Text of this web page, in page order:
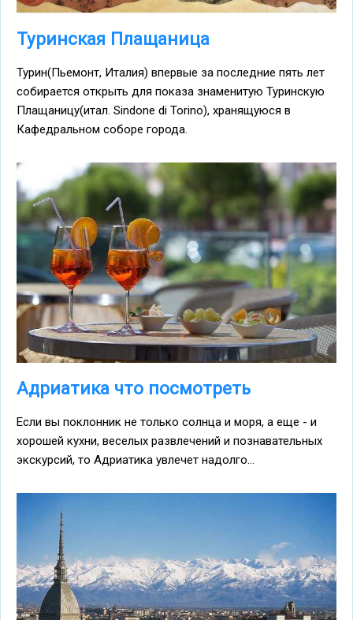
Туринская Плащаница
Турин(Пьемонт, Италия) впервые за последние пять лет
собирается открыть для показа знаменитую Туринскую
Плащаницу(итал. Sindone di Torino), хранящуюся в
Кафедральном соборе города.
Адриатика что посмотреть
Если вы поклонник не только солнца и моря, а еще - и
хорошей кухни, веселых развлечений и познавательных
экскурсий, то Адриатика увлечет надолго...